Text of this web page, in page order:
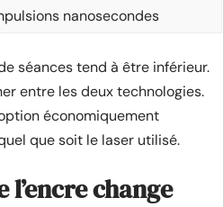
nanosecondes
séances tend à être inférieur.
entre les deux technologies.
économiquement
que soit le laser utilisé.
change